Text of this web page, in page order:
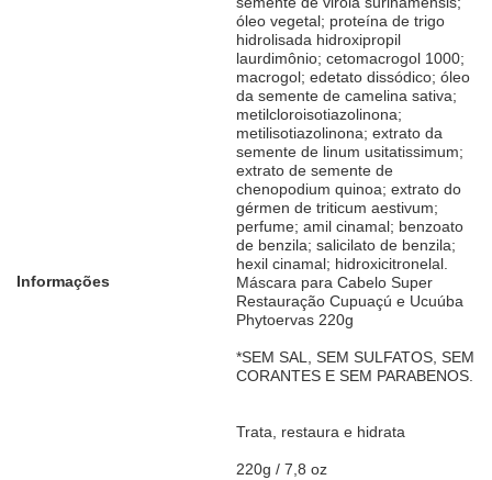
óleo vegetal; proteína de trigo
hidrolisada hidroxipropil
laurdimônio; cetomacrogol 1000;
macrogol; edetato dissódico; óleo
da semente de camelina sativa;
metilcloroisotiazolinona;
metilisotiazolinona; extrato da
semente de linum usitatissimum;
extrato de semente de
chenopodium quinoa; extrato do
gérmen de triticum aestivum;
perfume; amil cinamal; benzoato
de benzila; salicilato de benzila;
hexil cinamal; hidroxicitronelal.
Informações
Máscara para Cabelo Super
Restauração Cupuaçú e Ucuúba
Phytoervas 220g
*SEM SAL, SEM SULFATOS, SEM
CORANTES E SEM PARABENOS.
Trata, restaura e hidrata
220g / 7,8 oz